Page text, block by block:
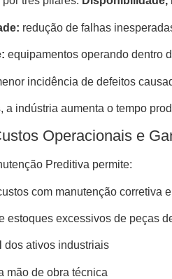
redução de falhas
equipamentos operando dentro
incidência de defeitos
a indústria aumenta o tempo
Operacionais e
Preditiva permite:
com manutenção corretiva
estoques excessivos de peças
dos ativos industriais
mão de obra técnica